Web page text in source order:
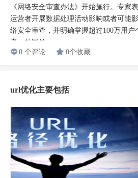
《网络安全审查办法》开始施行。专家
运营者开展数据处理活动影响或者可能
络安全审查，并明确掌握超过100万用户
者，赴国外...
0 个评论
0个收藏
url优化主要包括